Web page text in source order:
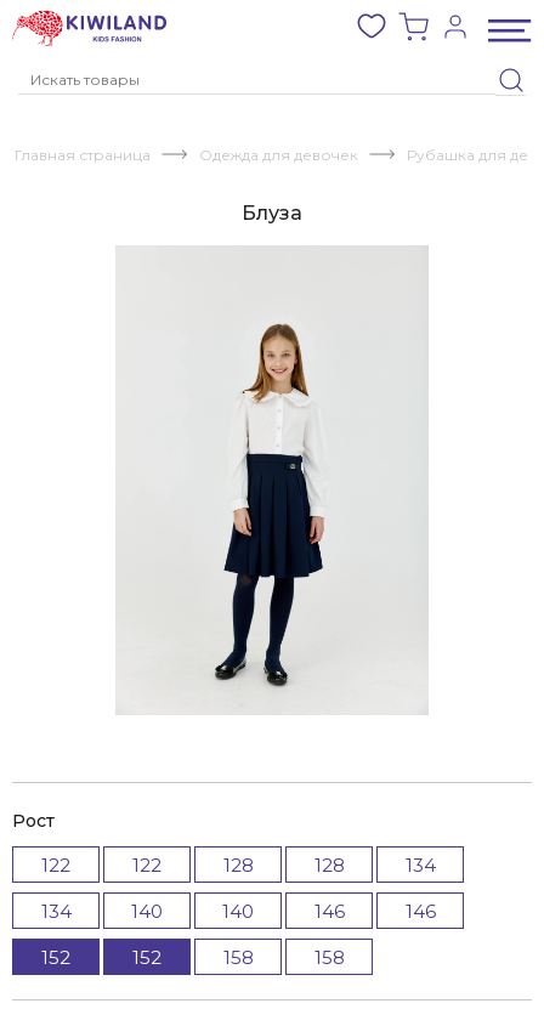
Главная страница Одежда для девочек Рубашка для
Блуза
Рост
122 122 128 128
134
134
140 140 146
146
152
152 158 158